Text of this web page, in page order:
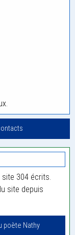
site 304 écrits.
site depuis
poète Nathy